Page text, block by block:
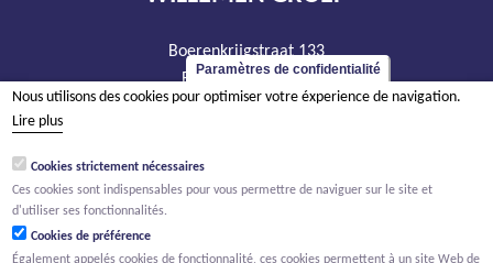
Boerenkrijgstraat 133
BE - 2800 Malines
tél +32 15 569 965
RPM Anvers, département Malines
Paramètres de confidentialité
Nous utilisons des cookies pour optimiser votre éxperience de navigation.
Lire plus
Cookies strictement nécessaires
Ces cookies sont indispensables pour vous permettre de naviguer sur le site et
d'utiliser ses fonctionnalités.
Cookies de préférence
Également appelés cookies de fonctionnalité, ces cookies permettent à un site Web de